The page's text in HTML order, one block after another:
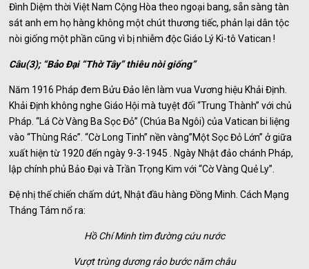
Đình Diệm thời Việt Nam Cộng Hòa theo ngoại bang, sẵn sàng tàn
sát anh em họ hàng không một chút thương tiếc, phản lại dân tộc
nòi giống một phần cũng vì bị nhiễm độc Giáo Lý Ki-tô Vatican !
Câu(3); “Bảo Đại “Thờ Tây” thiêu nòi giống”
Năm 1916 Pháp đem Bửu Đảo lên làm vua Vương hiệu Khải Định.
Khải Định không nghe Giáo Hội mà tuyệt đối “Trung Thành” với chủ
Pháp. “Lá Cờ Vàng Ba Sọc Đỏ” (Chúa Ba Ngôi) của Vatican bi liệng
vào “Thùng Rác”. “Cờ Long Tinh” nền vàng”Một Sọc Đỏ Lớn” ở giữa
xuất hiện từ 1920 đến ngày 9-3-1945 . Ngày Nhật đảo chánh Pháp,
lập chính phủ Bảo Đại và Trần Trọng Kim với “Cờ Vàng Quẻ Ly”.
Đệ nhị thế chiến chấm dứt, Nhật đầu hàng Đồng Minh. Cách Mạng
Tháng Tám nổ ra:
Hồ Chí Minh tìm đường cứu nước
Vượt trùng dương rảo bước năm châu